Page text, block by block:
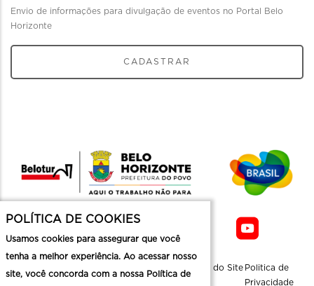
Envio de informações para divulgação de eventos no Portal Belo
Horizonte
CADASTRAR
Mapa do Site Politica de
Privacidade
POLÍTICA DE COOKIES
Usamos cookies para assegurar que você
tenha a melhor experiência. Ao acessar nosso
site, você concorda com a nossa Política de